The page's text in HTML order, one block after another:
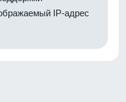
IP-адрес